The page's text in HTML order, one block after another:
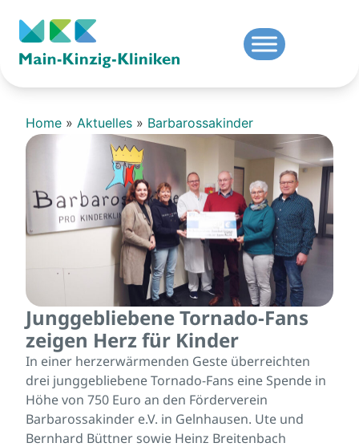
Home » Aktuelles » Barbarossakinder
Junggebliebene Tornado-Fans
zeigen Herz für Kinder
In einer herzerwärmenden Geste überreichten
drei junggebliebene Tornado-Fans eine Spende in
Höhe von 750 Euro an den Förderverein
Barbarossakinder e.V. in Gelnhausen. Ute und
Bernhard Büttner sowie Heinz Breitenbach